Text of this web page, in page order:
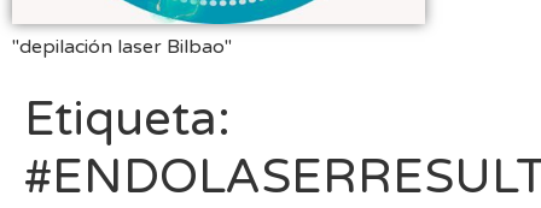
"depilación laser Bilbao"
Etiqueta: